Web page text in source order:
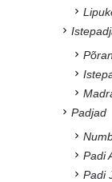
Padjad
Padi
Padi